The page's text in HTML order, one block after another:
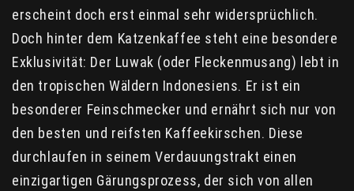
erscheint doch erst einmal sehr widersprüchlich.
Doch hinter dem Katzenkaffee steht eine besondere
Exklusivität: Der Luwak (oder Fleckenmusang) lebt in
den tropischen Wäldern Indonesiens. Er ist ein
besonderer Feinschmecker und ernährt sich nur von
den besten und reifsten Kaffeekirschen. Diese
durchlaufen in seinem Verdauungstrakt einen
einzigartigen Gärungsprozess, der sich von allen